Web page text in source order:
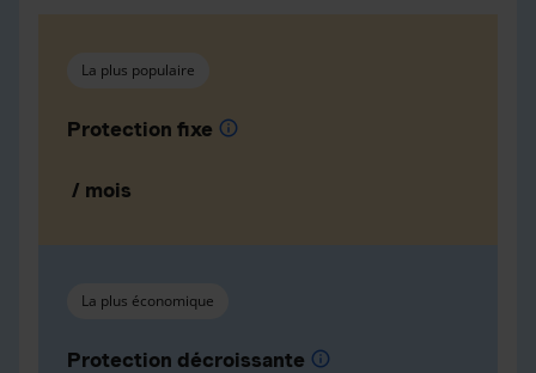
La plus populaire
Protection fixe info
/ mois
La plus économique
Protection décroissante info